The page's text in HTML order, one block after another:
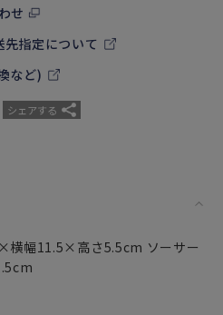
せ
指定について
など)
シェアする
横幅11.5×高さ5.5cm ソーサー